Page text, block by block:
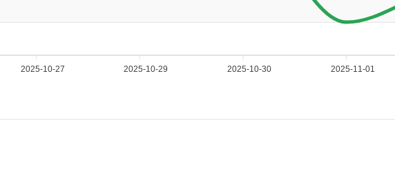
2025-10-27 2025-10-29 2025-10-30 2025-11-01